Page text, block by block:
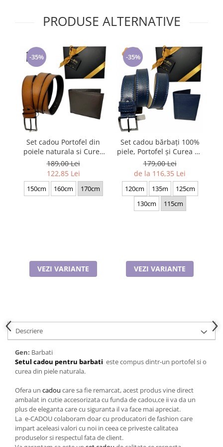
Cadouri pentru Sfânta Maria
PRODUSE ALTERNATIVE
-35%
Set cadou Portofel din
poiele naturala si Curea
de barbati neagra, serie
mare battal, A702-
4.M_1123
189,00 Lei
122,85 Lei
150cm 160cm 170cm
VEZI VARIANTE
-35%
Set cadou bărbați 100%
piele, Portofel și Curea de
pantaloni, culoare
bleomarin cu striatii, F-
2106-4
179,00 Lei
de la 116,35 Lei
120cm 135m
125cm
130cm
115cm
VEZI VARIANTE
Descriere
Gen: Barbati
Setul cadou pentru barbati este compus dintr-un portofel si o
curea din piele naturala.
Ofera un cadou care sa fie remarcat, acest produs vine direct
ambalat in cutie accesorizata cu funda de cadou,ce ii va da un
plus de eleganta care cu siguranta il va face mai apreciat.
La e-CADOU colaboram doar cu producatori de fashion care
impart aceleasi valori cu noi in ceea ce priveste calitatea
produselor si respectul fata de client.